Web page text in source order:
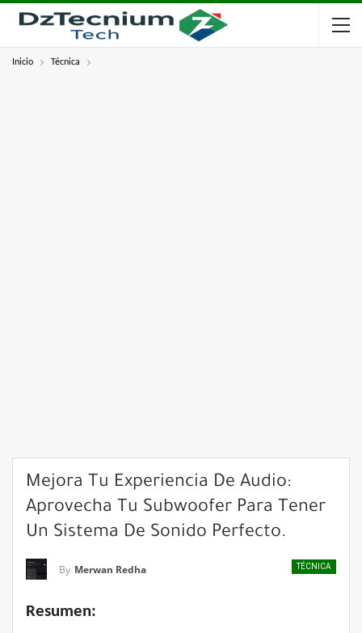
Inicio Técnica
Mejora Tu Experiencia De Audio:
Aprovecha Tu Subwoofer Para Tener
Un Sistema De Sonido Perfecto.
TÉCNICA
By Merwan Redha
Resumen: